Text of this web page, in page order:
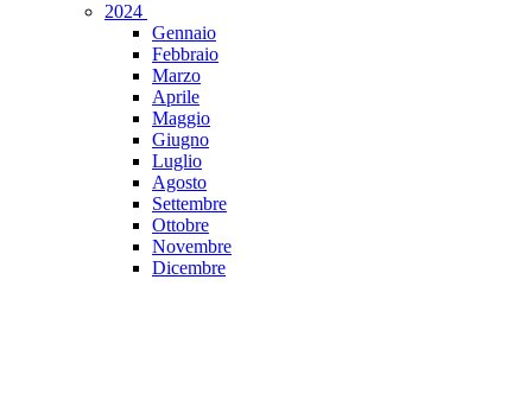
2024
Gennaio
Febbraio
Marzo
Aprile
Maggio
Giugno
Luglio
Agosto
Settembre
Ottobre
Novembre
Dicembre